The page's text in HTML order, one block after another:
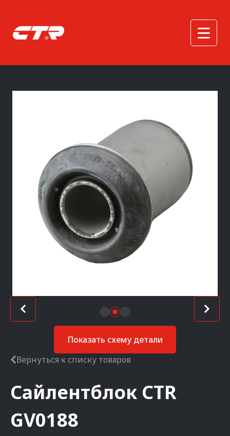
Показать схему детали
Вернуться к списку товаров
Сайлентблок CTR
GV0188